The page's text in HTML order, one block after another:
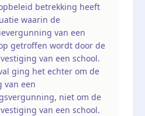
betrekking heeft
waarin de
van een
getroffen wordt door de
van een school.
ging het echter om de
van een
niet om de
van een school.